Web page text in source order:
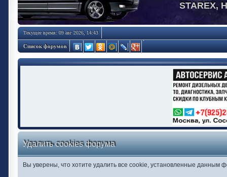
STAREX,
Текущее время: 09 авг 2026, 14:43
Список форумов
Удалить cookies форума
Вы уверены, что хотите удалить все cookie, установленные данным